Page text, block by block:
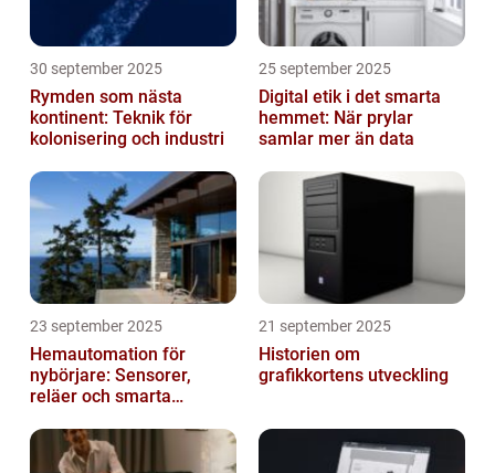
30 september 2025
Rymden som nästa
kontinent: Teknik för
kolonisering och industri
25 september 2025
Digital etik i det smarta
hemmet: När prylar
samlar mer än data
23 september 2025
Hemautomation för
nybörjare: Sensorer,
reläer och smarta
21 september 2025
Historien om
grafikkortens utveckling